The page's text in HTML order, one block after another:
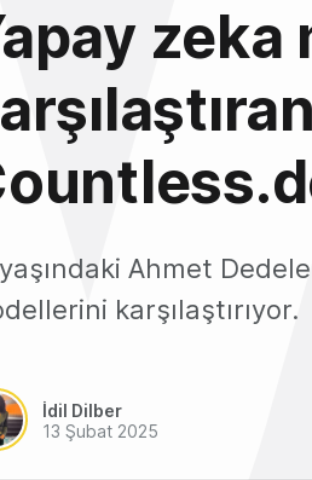
Ahmet
karşılaştırıyor.
İdil Dilber
13 Şubat 2025